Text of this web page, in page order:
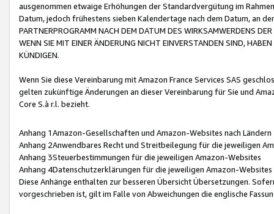
ausgenommen etwaige Erhöhungen der Standardvergütung im
Datum, jedoch frühestens sieben Kalendertage nach dem Datum, an
PARTNERPROGRAMM NACH DEM DATUM DES WIRKSAMWERDENS
WENN SIE MIT EINER ÄNDERUNG NICHT EINVERSTANDEN SIND,
KÜNDIGEN.
Wenn Sie diese Vereinbarung mit Amazon France Services SAS
gelten zukünftige Änderungen an dieser Vereinbarung für Sie und
Core S.à r.l. bezieht.
Anhang 1Amazon-Gesellschaften und Amazon-Websites nach Ländern
Anhang 2Anwendbares Recht und Streitbeilegung für die jeweiligen
Anhang 3Steuerbestimmungen für die jeweiligen Amazon-Websites
Anhang 4Datenschutzerklärungen für die jeweiligen Amazon-Websites
Diese Anhänge enthalten zur besseren Übersicht Übersetzungen.
vorgeschrieben ist, gilt im Falle von Abweichungen die englische